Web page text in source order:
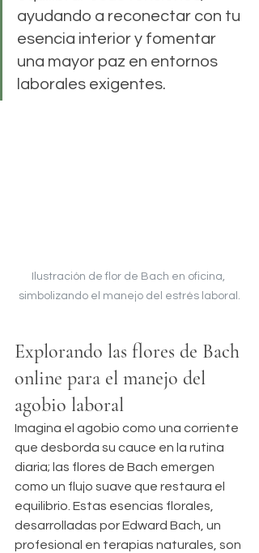
ayudando a reconectar con tu
esencia interior y fomentar
una mayor paz en entornos
laborales exigentes.
Ilustración de flor de Bach en oficina,
simbolizando el manejo del estrés laboral.
Explorando las flores de Bach
online para el manejo del
agobio laboral
Imagina el agobio como una corriente
que desborda su cauce en la rutina
diaria; las flores de Bach emergen
como un flujo suave que restaura el
equilibrio. Estas esencias florales,
desarrolladas por Edward Bach, un
profesional en terapias naturales, son